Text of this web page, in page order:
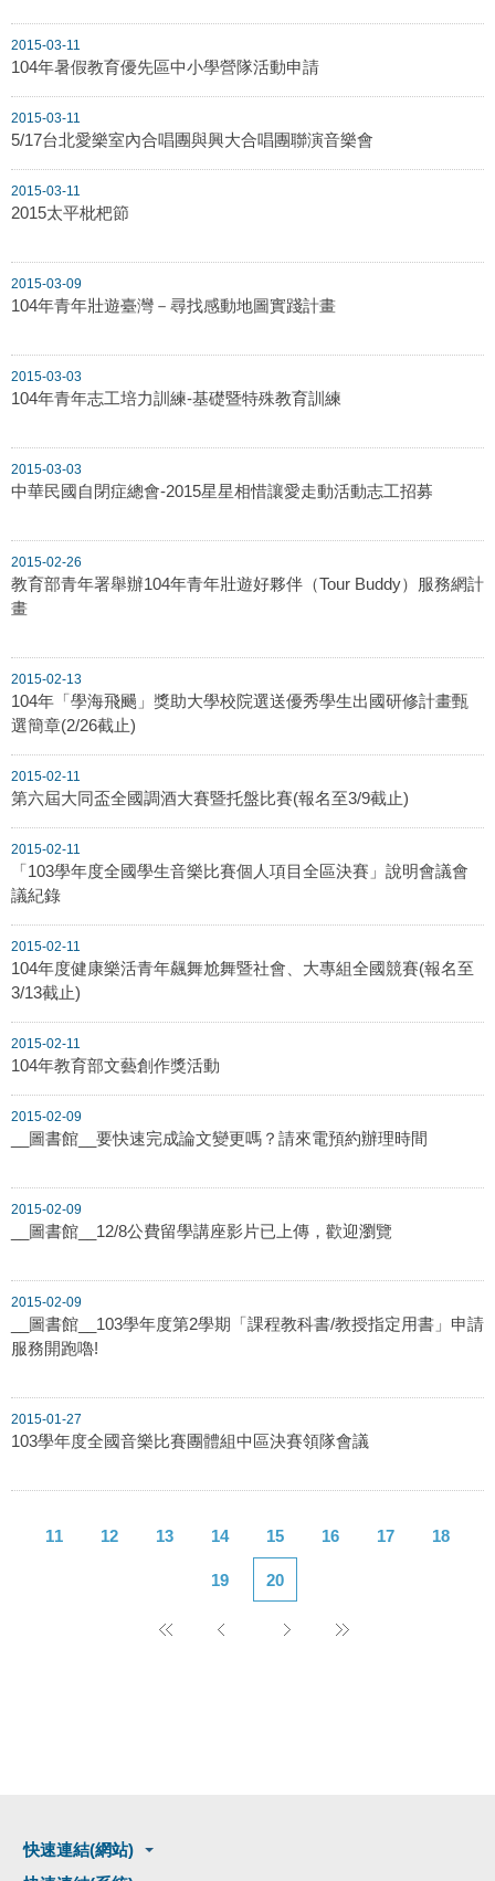
2015-03-11
104年暑假教育優先區中小學營隊活動申請
2015-03-11
5/17台北愛樂室內合唱團與興大合唱團聯演音樂會
2015-03-11
2015太平枇杷節
2015-03-09
104年青年壯遊臺灣－尋找感動地圖實踐計畫
2015-03-03
104年青年志工培力訓練-基礎暨特殊教育訓練
2015-03-03
中華民國自閉症總會-2015星星相惜讓愛走動活動志工招募
2015-02-26
教育部青年署舉辦104年青年壯遊好夥伴（Tour Buddy）服務網計
畫
2015-02-13
104年「學海飛颺」獎助大學校院選送優秀學生出國研修計畫甄
選簡章(2/26截止)
2015-02-11
第六屆大同盃全國調酒大賽暨托盤比賽(報名至3/9截止)
2015-02-11
「103學年度全國學生音樂比賽個人項目全區決賽」說明會議會
議紀錄
2015-02-11
104年度健康樂活青年飆舞尬舞暨社會、大專組全國競賽(報名至
3/13截止)
2015-02-11
104年教育部文藝創作獎活動
2015-02-09
__圖書館__要快速完成論文變更嗎？請來電預約辦理時間
2015-02-09
__圖書館__12/8公費留學講座影片已上傳，歡迎瀏覽
2015-02-09
__圖書館__103學年度第2學期「課程教科書/教授指定用書」申請
服務開跑嚕!
2015-01-27
103學年度全國音樂比賽團體組中區決賽領隊會議
11 12 13 14 15 16 17 18
19 20
快速連結(網站)